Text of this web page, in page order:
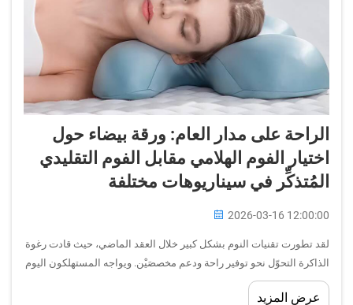
الراحة على مدار العام: ورقة بيضاء حول
اختيار الفوم الهلامي مقابل الفوم التقليدي
المُتذكِّر في سيناريوهات مختلفة
2026-03-16 12:00:00
لقد تطورت تقنيات النوم بشكل كبير خلال العقد الماضي، حيث قادت رغوة
الذاكرة التحوّل نحو توفير راحة ودعم مخصصَيْن. ويواجه المستهلكون اليوم
قرارًا بالغ الأهمية عند اختيار أسطح النوم: فهم الأساسيات...
عرض المزيد